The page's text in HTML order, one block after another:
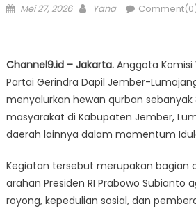
Posted
Mei 27, 2026 Author
Yana
Channel9.id – Jakarta.Anggota Komisi
Partai Gerindra Dapil Jember-
menyalurkan hewan qurban sebanyak
masyarakat di Kabupaten Jember,
daerah lainnya dalam momentum
Kegiatan tersebut merupakan bagian
arahan Presiden RI Prabowo Subianto
royong, kepedulian sosial, dan